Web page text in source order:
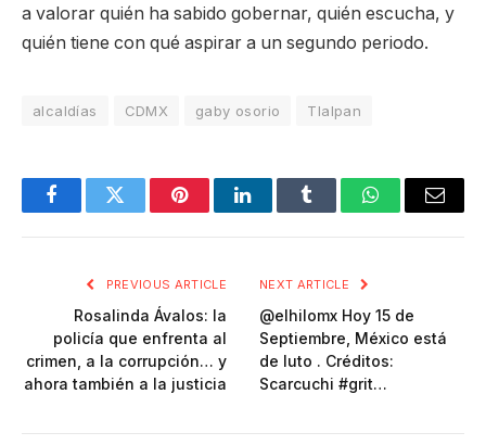
a valorar quién ha sabido gobernar, quién escucha, y
quién tiene con qué aspirar a un segundo periodo.
alcaldías CDMX gaby osorio Tlalpan
FacebookTwitter PinterestLinkedInTumblr WhatsAppEmail
PREVIOUS ARTICLE
Rosalinda Ávalos: la
policía que enfrenta al
crimen, a la corrupción… y
ahora también a la justicia
NEXT ARTICLE
@elhilomx Hoy 15 de
Septiembre, México está
de luto . Créditos:
Scarcuchi #grit…